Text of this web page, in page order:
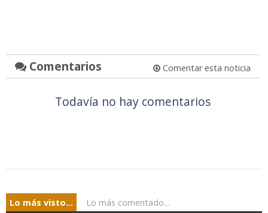
Comentarios Comentar esta noticia
Todavía no hay comentarios
Lo más visto... Lo más comentado...